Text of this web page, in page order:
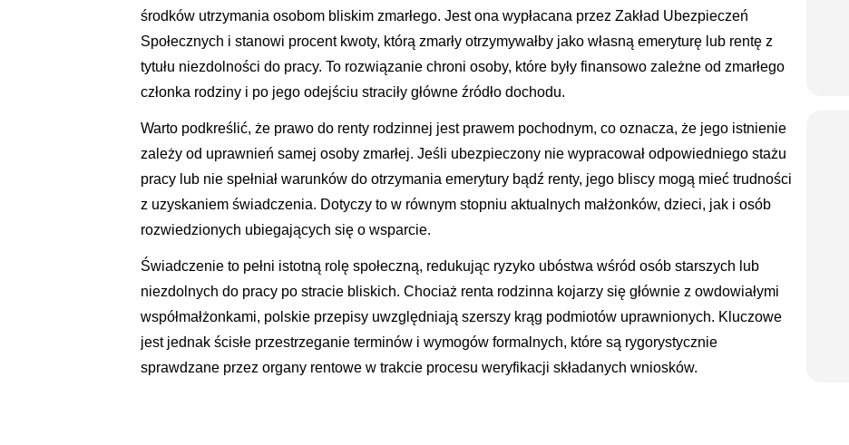
środków utrzymania osobom bliskim zmarłego. Jest ona wypłacana przez Zakład Ubezpieczeń
Społecznych i stanowi procent kwoty, którą zmarły otrzymywałby jako własną emeryturę lub rentę z
tytułu niezdolności do pracy. To rozwiązanie chroni osoby, które były finansowo zależne od zmarłego
członka rodziny i po jego odejściu straciły główne źródło dochodu.
Warto podkreślić, że prawo do renty rodzinnej jest prawem pochodnym, co oznacza, że jego istnienie
zależy od uprawnień samej osoby zmarłej. Jeśli ubezpieczony nie wypracował odpowiedniego stażu
pracy lub nie spełniał warunków do otrzymania emerytury bądź renty, jego bliscy mogą mieć trudności
z uzyskaniem świadczenia. Dotyczy to w równym stopniu aktualnych małżonków, dzieci, jak i osób
rozwiedzionych ubiegających się o wsparcie.
Świadczenie to pełni istotną rolę społeczną, redukując ryzyko ubóstwa wśród osób starszych lub
niezdolnych do pracy po stracie bliskich. Chociaż renta rodzinna kojarzy się głównie z owdowiałymi
współmałżonkami, polskie przepisy uwzględniają szerszy krąg podmiotów uprawnionych. Kluczowe
jest jednak ścisłe przestrzeganie terminów i wymogów formalnych, które są rygorystycznie
sprawdzane przez organy rentowe w trakcie procesu weryfikacji składanych wniosków.